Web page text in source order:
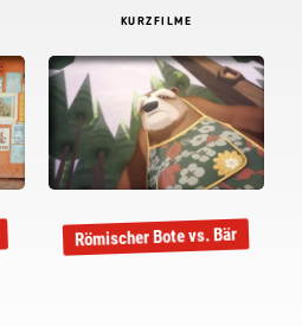
KURZFILME
Römischer Bote vs. Bär